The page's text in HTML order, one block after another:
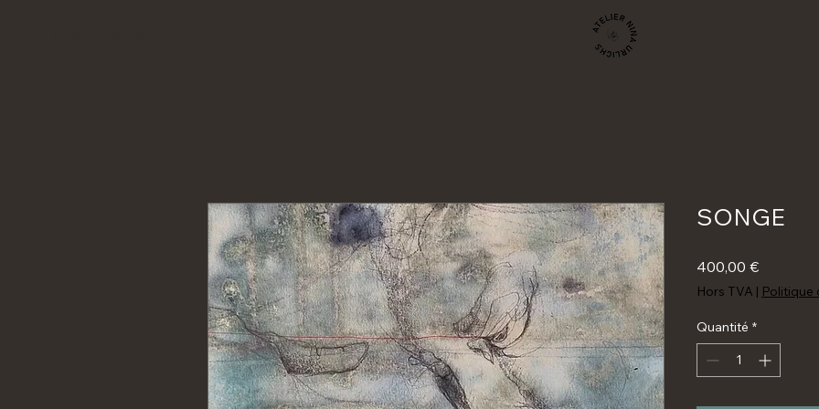
SONGE
400,00 €Prix
Hors TVA | Politique
Quantité *